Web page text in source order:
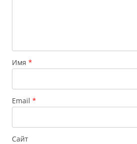
Имя *
Email *
Сайт